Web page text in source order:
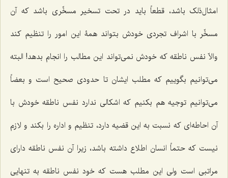
امثال‌ذلک باشد، قطعاً باید در تحت تسخیر مسخِّرى باشد كه آن
مسخِّر با اشراف تجردى خودش بتواند همۀ این امور را تنظیم كند
والاّ نفس ناطقه كه خودش نمى‌تواند این مطالب را انجام بدهد! البته
مى‌توانیم بگوییم که مطلب ایشان تا حدودى صحیح است و بعضاً
مى‌توانیم توجیه هم بكنیم كه اشكالی ندارد نفس ناطقه خودش با
آن احاطه‌اى كه نسبت به این قضیه دارد، تنظیم و اداره را بكند و لازم
نیست كه حتماً انسان اطلاع داشته باشد، زیرا آن نفس ناطقه داراى
مراتبى است ولى این مطلب هست كه خود نفس ناطقه به تنهایى